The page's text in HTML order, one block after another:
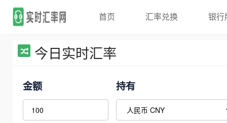
首页 汇率兑换 银行
今日实时汇率
金额 持有